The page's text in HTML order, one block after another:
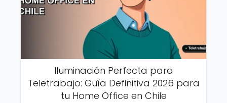
Iluminación Perfecta para
Teletrabajo: Guía Definitiva 2026 para
tu Home Office en Chile